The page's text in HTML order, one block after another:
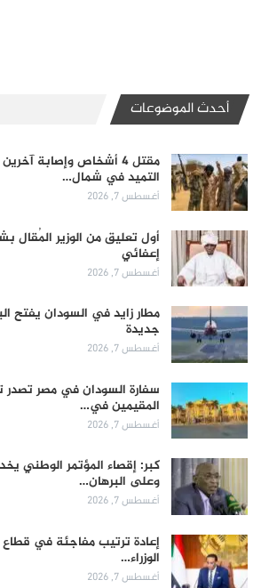
أحدث الموضوعات
مقتل 4 أشخاص وإصابة
التميد في شمال…
أغسطس 7, 2026
أول تعليق من الوزير المُقال
إعفائي
أغسطس 7, 2026
مطار زايد في السودان يفتح
جديدة
أغسطس 7, 2026
سفارة السودان في مصر تصدر
المقيمين في…
أغسطس 7, 2026
كبر: إقصاء المؤتمر الوطني
وعلى البرهان…
أغسطس 7, 2026
إعادة ترتيب مفاجئة في
الوزراء…
أغسطس 7, 2026